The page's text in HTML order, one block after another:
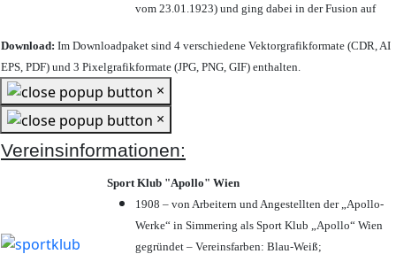
vom 23.01.1923) und ging dabei in der Fusion auf
Download: Im Downloadpaket sind 4 verschiedene Vektorgrafikformate (CDR, AI
EPS, PDF) und 3 Pixelgrafikformate (JPG, PNG, GIF) enthalten.
×
×
Vereinsinformationen:
Sport Klub "Apollo" Wien
1908 – von Arbeitern und Angestellten der „Apollo-
Werke“ in Simmering als Sport Klub „Apollo“ Wien
gegründet – Vereinsfarben: Blau-Weiß;